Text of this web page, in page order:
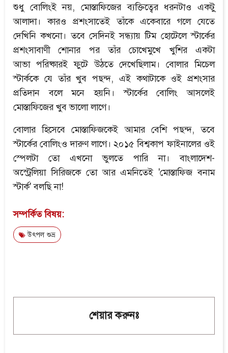
শুধু বোলিংই নয়, মোস্তাফিজের ব্যক্তিত্বের ধরনটাও একটু্
আলাদা। কারও প্রশংসাতেই তাঁকে একেবারে গলে যেতে
দেখিনি কখনো। তবে সেদিনই সন্ধ্যায় টিম হোটেলে স্টার্কের
প্রশংসাবাণী শোনার পর তাঁর চোখেমুখে খুশির একটা
আভা পরিষ্কারই ফুটে উঠতে দেখেছিলাম। বোলার মিচেল
স্টার্ককে যে তাঁর খুব পছন্দ, এই কথাটাকে ওই প্রশংসার
প্রতিদান বলে মনে হয়নি। স্টার্কের বোলিং আসলেই
মোস্তাফিজের খুব ভালো লাগে।
বোলার হিসেবে মোস্তাফিজকেই আমার বেশি পছন্দ, তবে
স্টার্কের বোলিংও দারুণ লাগে। ২০১৫ বিশ্বকাপ ফাইনালের ওই
স্পেলটা তো এখনো ভুলতে পারি না। বাংলাদেশ-
অস্ট্রেলিয়া সিরিজকে তো আর এমনিতেই 'মোস্তাফিজ বনাম
স্টার্ক' বলছি না!
সম্পর্কিত বিষয়:
উৎপল শুভ্র
শেয়ার করুনঃ